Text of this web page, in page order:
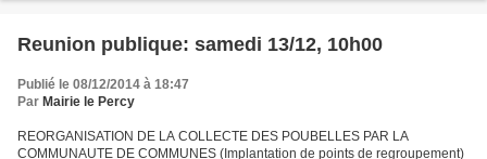
Reunion publique: samedi 13/12, 10h00
Publié le 08/12/2014 à 18:47
Par Mairie le Percy
REORGANISATION DE LA COLLECTE DES POUBELLES PAR LA
COMMUNAUTE DE COMMUNES (Implantation de points de regroupement)